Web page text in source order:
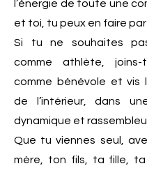
l’énergie de toute une
et toi, tu peux en faire
Si tu ne souhaites
comme athlète,
comme bénévole et vis
de l’intérieur, dans
dynamique et
Que tu viennes seul,
mère, ton fils, ta fille, ta